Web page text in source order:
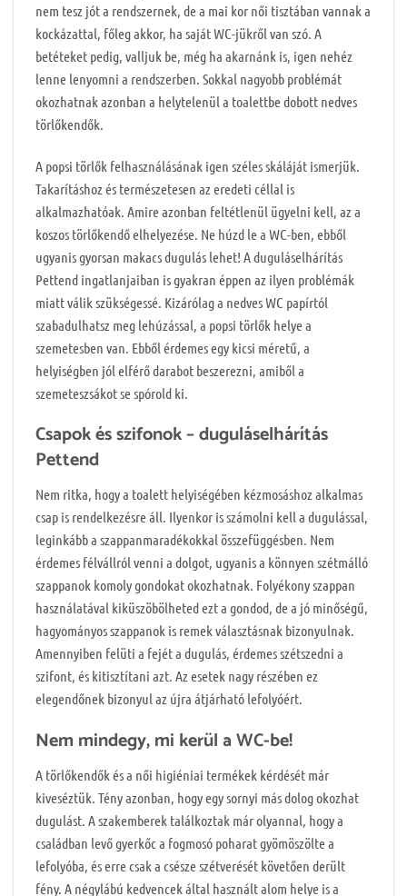
nem tesz jót a rendszernek, de a mai kor női tisztában vannak a
kockázattal, főleg akkor, ha saját WC-jükről van szó. A
betéteket pedig, valljuk be, még ha akarnánk is, igen nehéz
lenne lenyomni a rendszerben. Sokkal nagyobb problémát
okozhatnak azonban a helytelenül a toalettbe dobott nedves
törlőkendők.
A popsi törlők felhasználásának igen széles skáláját ismerjük.
Takarításhoz és természetesen az eredeti céllal is
alkalmazhatóak. Amire azonban feltétlenül ügyelni kell, az a
koszos törlőkendő elhelyezése. Ne húzd le a WC-ben, ebből
ugyanis gyorsan makacs dugulás lehet! A duguláselhárítás
Pettend ingatlanjaiban is gyakran éppen az ilyen problémák
miatt válik szükségessé. Kizárólag a nedves WC papírtól
szabadulhatsz meg lehúzással, a popsi törlők helye a
szemetesben van. Ebből érdemes egy kicsi méretű, a
helyiségben jól elférő darabot beszerezni, amiből a
szemeteszsákot se spórold ki.
Csapok és szifonok – duguláselhárítás
Pettend
Nem ritka, hogy a toalett helyiségében kézmosáshoz alkalmas
csap is rendelkezésre áll. Ilyenkor is számolni kell a dugulással,
leginkább a szappanmaradékokkal összefüggésben. Nem
érdemes félvállról venni a dolgot, ugyanis a könnyen szétmálló
szappanok komoly gondokat okozhatnak. Folyékony szappan
használatával kiküszöbölheted ezt a gondod, de a jó minőségű,
hagyományos szappanok is remek választásnak bizonyulnak.
Amennyiben felüti a fejét a dugulás, érdemes szétszedni a
szifont, és kitisztítani azt. Az esetek nagy részében ez
elegendőnek bizonyul az újra átjárható lefolyóért.
Nem mindegy, mi kerül a WC-be!
A törlőkendők és a női higiéniai termékek kérdését már
kiveséztük. Tény azonban, hogy egy sornyi más dolog okozhat
dugulást. A szakemberek találkoztak már olyannal, hogy a
családban levő gyerkőc a fogmosó poharat gyömöszölte a
lefolyóba, és erre csak a csésze szétverését követően derült
fény. A négylábú kedvencek által használt alom helye is a